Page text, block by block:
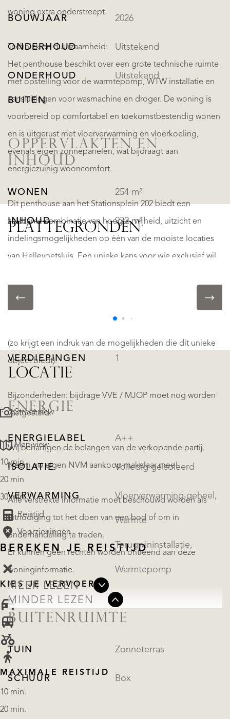
woning extra onderstreept.
Techniek en duurzaamheid:
Het penthouse beschikt over een grote technische ruimte
met opstelling voor de warmtepomp, WTW installatie en
aansluitingen voor wasmachine en droger. De woning is
voorbereid op comfortabel en toekomstbestendig wonen
en is uitgerust met vloerverwarming en vloerkoeling,
evenals eigen zonnepanelen, wat bijdraagt aan
energiezuinig wooncomfort.
Dit penthouse aan het Stationsplein 202 biedt een
zeldzame combinatie van hoogte, vrijheid, uitzicht en
indelingsmogelijkheden op één van de mooiste locaties
van Hellevoetsluis. Een unieke kans voor wie exclusief wil
(zo krijgt een indruk van de mogelijkheden die dit unieke
object biedt).
Bijzonderheden: bijdrage VVE / MJOP moet nog worden
vastgesteld.
Wij behartigen de belangen van de verkopende partij.
Neem uw eigen NVM aankoop makelaar mee!
Alle verstrekte informatie moet beschouwd worden als
uitnodiging tot het doen van een bod of om in
onderhandeling te treden.
Er kunnen geen rechten worden ontleend aan deze
woninginformatie.
MEER LEZEN
MINDER LEZEN
BOUWJAAR 2026
ONDERHOUD Uitstekend
ONDERHOUD
BUITEN
Uitstekend
OPPERVLAKTEN EN
INHOUD
WONEN 254 m²
INHOUD 932 m³
KAMERS
VERDIEPINGEN 1
ENERGIE
ENERGIELABEL A++
ISOLATIE Volledig geisoleerd
VERWARMING Vloerverwarming geheel,
Warmte
Terugwininstallatie,
Warmtepomp
BUITENRUIMTE
TUIN Zonneterras
SCHUUR Box
PLATTEGRONDEN
LOCATIE
Street view
Map view
10 min
20 min
30 min
Reistijd
Voorzieningen
BEREKEN JE REISTIJD
KIES JE VERVOER
MAXIMALE REISTIJD
10 min.
20 min.